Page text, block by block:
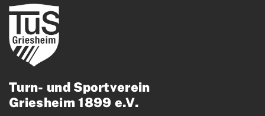
Turn- und Sportverein
Griesheim 1899 e.V.